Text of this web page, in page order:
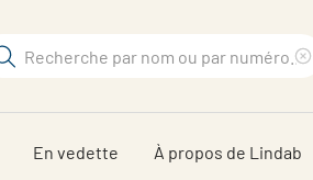
sur
En vedette À propos de Lindab